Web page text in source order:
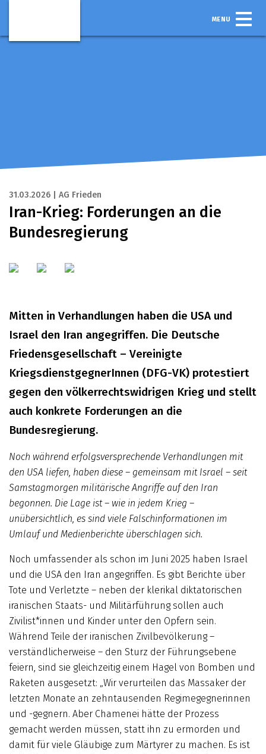
MENU
31.03.2026 | AG Frieden
Iran-Krieg: Forderungen an die
Bundesregierung
Mitten in Verhandlungen haben die USA und
Israel den Iran angegriffen. Die Deutsche
Friedensgesellschaft – Vereinigte
KriegsdienstgegnerInnen (DFG-VK) protestiert
gegen den völkerrechtswidrigen Krieg und stellt
auch konkrete Forderungen an die
Bundesregierung.
Noch während erfolgsversprechende Verhandlungen mit
den USA liefen, haben diese – gemeinsam mit Israel – seit
Samstagmorgen militärische Angriffe auf den Iran
begonnen. Die Lage ist – wie in jedem Krieg –
unübersichtlich, es sind viele Falschinformationen im
Umlauf und Medienberichte überschlagen sich.
Noch umfassender als schon im Juni 2025 haben Israel
und die USA den Iran angegriffen. Es gibt Berichte über
Tote und Verletzte – neben der klerikal diktatorischen
iranischen Staats- und Militärführung sollen auch
Zivilist*innen und Kinder unter den Opfern sein.
Während Teile der iranischen Zivilbevölkerung –
verständlicherweise – den Sturz der Führungsebene
feiern, sind sie gleichzeitig einem Hagel von Bomben und
Raketen ausgesetzt: „Wir verurteilen das Massaker der
letzten Monate an zehntausenden Regimegegnerinnen
und -gegnern. Aber Chamenei hätte der Prozess
gemacht werden müssen, statt ihn zu ermorden und
damit für viele Gläubige zum Märtyrer zu machen. Es ist